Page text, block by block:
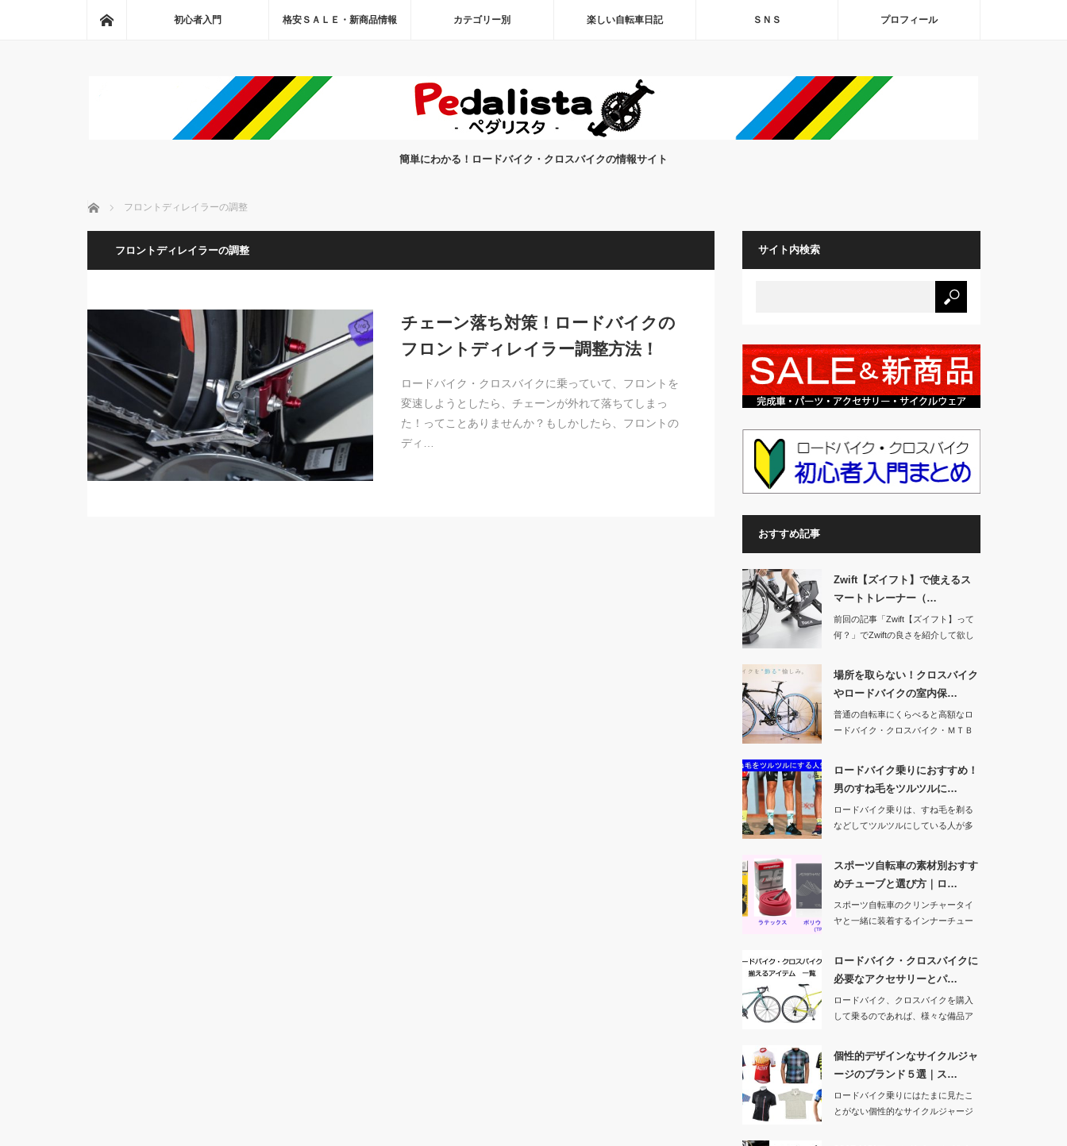
初心者入門 格安ＳＡＬＥ・新商品情報 カテゴリー別 楽しい自転車日記 ＳＮＳ プロフィール
簡単にわかる！ロードバイク・クロスバイクの情報サイト
ホーム フロントディレイラーの調整
フロントディレイラーの調整
チェーン落ち対策！ロードバイクの
フロントディレイラー調整方法！
ロードバイク・クロスバイクに乗っていて、フロントを
変速しようとしたら、チェーンが外れて落ちてしまっ
た！ってことありませんか？もしかしたら、フロントの
ディ…
サイト内検索
おすすめ記事
Zwift【ズイフト】で使えるス
マートトレーナー（…
前回の記事「Zwift【ズイフト】って
何？」でZwiftの良さを紹介して欲し
場所を取らない！クロスバイク
やロードバイクの室内保…
普通の自転車にくらべると高額なロ
ードバイク・クロスバイク・ＭＴＢ
ロードバイク乗りにおすすめ！
男のすね毛をツルツルに…
ロードバイク乗りは、すね毛を剃る
などしてツルツルにしている人が多
スポーツ自転車の素材別おすす
めチューブと選び方｜ロ…
スポーツ自転車のクリンチャータイ
ヤと一緒に装着するインナーチュー
ロードバイク・クロスバイクに
必要なアクセサリーとパ…
ロードバイク、クロスバイクを購入
して乗るのであれば、様々な備品ア
個性的デザインなサイクルジャ
ージのブランド５選｜ス…
ロードバイク乗りにはたまに見たこ
とがない個性的なサイクルジャージ